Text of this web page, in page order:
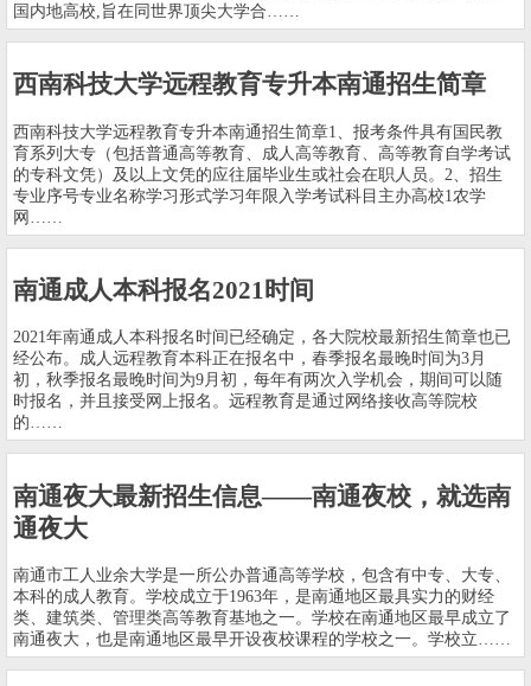
国内地高校,旨在同世界顶尖大学合……
西南科技大学远程教育专升本南通招生简章
西南科技大学远程教育专升本南通招生简章1、报考条件具有国民教
育系列大专（包括普通高等教育、成人高等教育、高等教育自学考试
的专科文凭）及以上文凭的应往届毕业生或社会在职人员。2、招生
专业序号专业名称学习形式学习年限入学考试科目主办高校1农学
网……
南通成人本科报名2021时间
2021年南通成人本科报名时间已经确定，各大院校最新招生简章也已
经公布。成人远程教育本科正在报名中，春季报名最晚时间为3月
初，秋季报名最晚时间为9月初，每年有两次入学机会，期间可以随
时报名，并且接受网上报名。远程教育是通过网络接收高等院校
的……
南通夜大最新招生信息——南通夜校，就选南
通夜大
南通市工人业余大学是一所公办普通高等学校，包含有中专、大专、
本科的成人教育。学校成立于1963年，是南通地区最具实力的财经
类、建筑类、管理类高等教育基地之一。学校在南通地区最早成立了
南通夜大，也是南通地区最早开设夜校课程的学校之一。学校立……